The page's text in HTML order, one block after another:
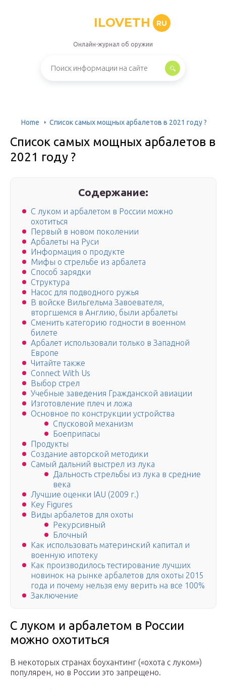
ILOVETH RU
Онлайн-журнал об оружии
Home Список самых мощных арбалетов в 2021 году ?
Список самых мощных арбалетов в
2021 году ?
Содержание:
С луком и арбалетом в России можно
охотиться
Первый в новом поколении
Арбалеты на Руси
Информация о продукте
Мифы о стрельбе из арбалета
Способ зарядки
Структура
Насос для подводного ружья
В войске Вильгельма Завоевателя,
вторгшемся в Англию, были арбалеты
Сменить категорию годности в военном
билете
Арбалет использовали только в Западной
Европе
Читайте также
Connect With Us
Выбор стрел
Учебные заведения Гражданской авиации
Изготовление плеч и ложа
Основное по конструкции устройства
Спусковой механизм
Боеприпасы
Продукты
Создание авторской методики
Самый дальний выстрел из лука
Дальность стрельбы из лука в средние
века
Лучшие оценки IAU (2009 г.)
Key Figures
Виды арбалетов для охоты
Рекурсивный
Блочный
Как использовать материнский капитал и
военную ипотеку
Как производилось тестирование лучших
новинок на рынке арбалетов для охоты 2015
года и почему нельзя ему верить на все 100%
Заключение
С луком и арбалетом в России
можно охотиться
В некоторых странах боухантинг («охота с луком»)
популярен, но в России это запрещено.